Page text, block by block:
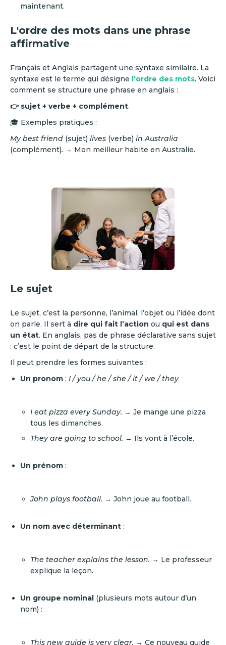
maintenant.
L'ordre des mots dans une phrase
affirmative
Français et Anglais partagent une syntaxe similaire. La
syntaxe est le terme qui désigne l'ordre des mots. Voici
comment se structure une phrase en anglais :
👉 sujet + verbe + complément.
🎓 Exemples pratiques :
My best friend (sujet) lives (verbe) in Australia
(complément). → Mon meilleur habite en Australie.
Le sujet
Le sujet, c’est la personne, l’animal, l’objet ou l’idée dont
on parle. Il sert à dire qui fait l’action ou qui est dans
un état. En anglais, pas de phrase déclarative sans sujet
: c’est le point de départ de la structure.
Il peut prendre les formes suivantes :
Un pronom : I / you / he / she / it / we / they
I eat pizza every Sunday. → Je mange une pizza
tous les dimanches.
They are going to school. → Ils vont à l’école.
Un prénom :
John plays football. → John joue au football.
Un nom avec déterminant :
The teacher explains the lesson. → Le professeur
explique la leçon.
Un groupe nominal (plusieurs mots autour d’un
nom) :
This new guide is very clear. → Ce nouveau guide